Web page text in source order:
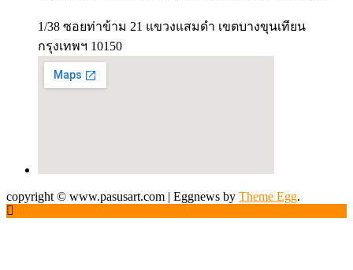
1/38 ซอยท่าข้าม 21 แขวงแสมดำ เขตบางขุนเทียน
กรุงเทพฯ 10150
copyright © www.pasusart.com | Eggnews by Theme Egg.